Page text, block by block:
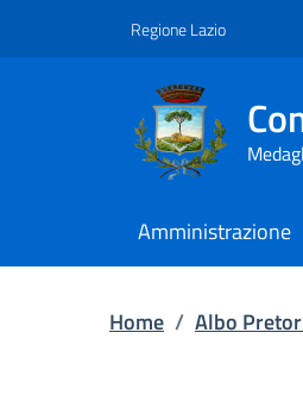
Regione Lazio
Amministrazione
Home / Albo